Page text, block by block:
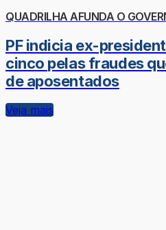
QUADRILHA AFUNDA O
PF indicia ex-
cinco pelas fraudes
de aposentados
Veja mais